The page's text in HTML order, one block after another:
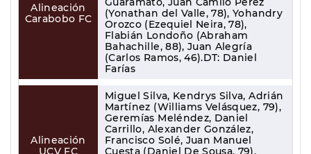
Alineación
Carabobo FC
(Yonathan del Valle, 78), Yohandry
Orozco (Ezequiel Neira, 78),
Flabián Londoño (Abraham
Bahachille, 88), Juan Alegría
(Carlos Ramos, 46).DT: Daniel
Farías
Alineación
UCV FC
Miguel Silva, Kendrys Silva, Adrián
Martínez (Williams Velásquez, 79),
Geremías Meléndez, Daniel
Carrillo, Alexander González,
Francisco Solé, Juan Manuel
Cuesta (Daniel De Sousa, 79),